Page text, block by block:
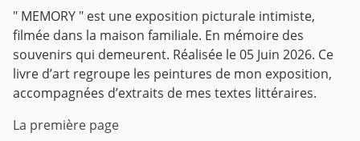
" MEMORY " est une exposition picturale intimiste,
filmée dans la maison familiale. En mémoire des
souvenirs qui demeurent. Réalisée le 05 Juin 2026. Ce
livre d’art regroupe les peintures de mon exposition,
accompagnées d’extraits de mes textes littéraires.
La première page